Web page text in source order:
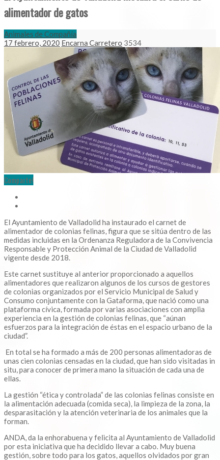
alimentador de gatos
Animales de Compañía
17 febrero, 2020 Encarna Carretero 3534
Comparte!
El Ayuntamiento de Valladolid ha instaurado el carnet de
alimentador de colonias felinas, figura que se sitúa dentro de las
medidas incluidas en la Ordenanza Reguladora de la Convivencia
Responsable y Protección Animal de la Ciudad de Valladolid
vigente desde 2018.
Este carnet sustituye al anterior proporcionado a aquellos
alimentadores que realizaron algunos de los cursos de gestores
de colonias organizados por el Servicio Municipal de Salud y
Consumo conjuntamente con la Gataforma, que nació como una
plataforma cívica, formada por varias asociaciones con amplia
experiencia en la gestión de colonias felinas, que “aúnan
esfuerzos para la integración de éstas en el espacio urbano de la
ciudad”.
En total se ha formado a más de 200 personas alimentadoras de
unas cien colonias censadas en la ciudad, que han sido visitadas in
situ, para conocer de primera mano la situación de cada una de
ellas.
La gestión “ética y controlada” de las colonias felinas consiste en
la alimentación adecuada (comida seca), la limpieza de la zona, la
desparasitación y la atención veterinaria de los animales que la
forman.
ANDA, da la enhorabuena y felicita al Ayuntamiento de Valladolid
por esta iniciativa que ha decidido llevar a cabo. Muy buena
gestión, sobre todo para los gatos, aquellos olvidados por gran